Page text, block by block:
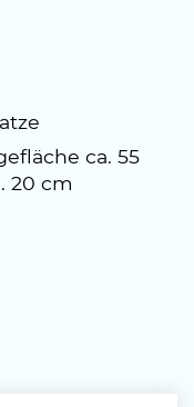
ca. 55
20 cm